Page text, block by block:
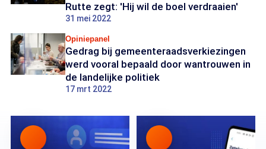
Rutte zegt: 'Hij wil de boel verdraaien'
31 mei 2022
Opiniepanel
Gedrag bij gemeenteraadsverkiezingen
werd vooral bepaald door wantrouwen in
de landelijke politiek
17 mrt 2022